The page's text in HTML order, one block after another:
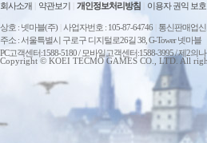
회사소개 약관보기 개인정보처리방침 이용자 권익 보
상호 : 넷마블(주) 사업자번호 : 105-87-64746 통신판매업신
주소 : 서울특별시 구로구 디지털로26길 38, G-Tower 넷마블
PC고객센터:1588-5180 / 모바일고객센터:1588-3995 / 제2
Copyright © KOEI TECMO GAMES CO., LTD. All